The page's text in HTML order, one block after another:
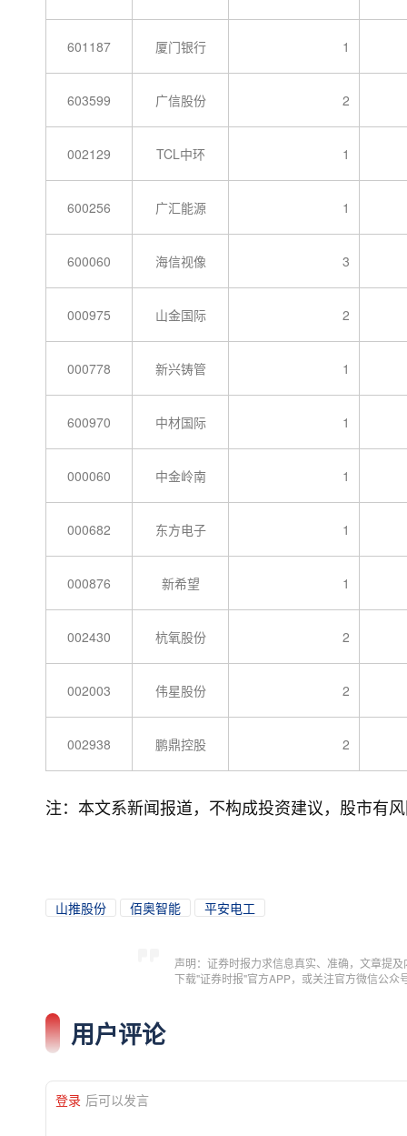
601187 厦门银行 1
603599 广信股份 2
002129 TCL中环 1
600256 广汇能源 1
600060 海信视像 3
000975 山金国际 2
000778 新兴铸管 1
600970 中材国际 1
000060 中金岭南 1
000682 东方电子 1
000876 新希望 1
002430 杭氧股份 2
002003 伟星股份 2
002938 鹏鼎控股 2
注：本文系新闻报道，不构成投资建议，股市有
山推股份 佰奥智能 平安电工
声明：证券时报力求信息真实、准确，文章提
下载"证券时报"官方APP，或关注官方微信公
用户评论
登录 后可以发言